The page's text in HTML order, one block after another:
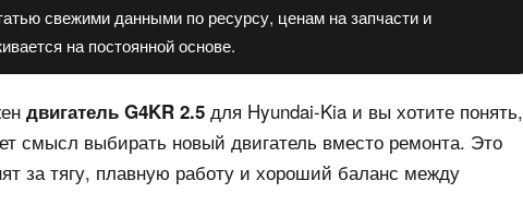
свежими данными по ресурсу, ценам на запчасти и
на постоянной основе.
двигатель G4KR 2.5 для Hyundai-Kia и вы хотите понять,
смысл выбирать новый двигатель вместо ремонта. Это
за тягу, плавную работу и хороший баланс между